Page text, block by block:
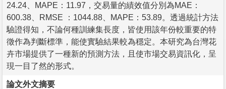
24.24、MAPE：11.97，交易量的績效值分別為MAE：
600.38、RMSE ：1044.88、MAPE：53.89。透過統計方法
驗證得知，不論何種訓練集長度，皆使用該年份較重要的特
徵作為判斷標準，能使實驗結果較為穩定。本研究為台灣花
卉市場提供了一種新的預測方法，且使市場交易資訊化，呈
現一目了然的形式。
論文外文摘要